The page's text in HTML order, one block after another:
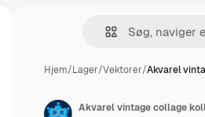
Hjem/Lager/Vektorer/Akvarel
Akvarel vintage collage